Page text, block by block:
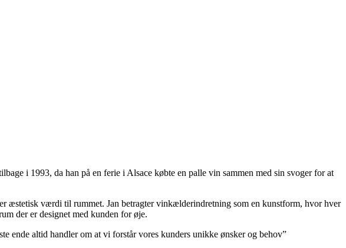
i 1993, da han på en ferie i Alsace købte en palle vin sammen med sin svoger for at
æstetisk værdi til rummet. Jan betragter vinkælderindretning som en kunstform, hvor hver
der er designet med kunden for øje.
ende altid handler om at vi forstår vores kunders unikke ønsker og behov”